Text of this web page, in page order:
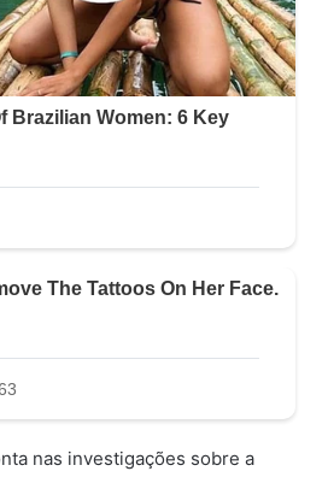
nas investigações sobre a